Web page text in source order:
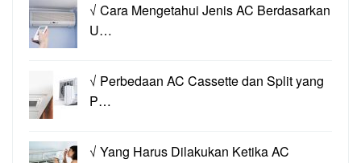
√ Cara Mengetahui Jenis AC Berdasarkan
U…
√ Perbedaan AC Cassette dan Split yang
P…
√ Yang Harus Dilakukan Ketika AC